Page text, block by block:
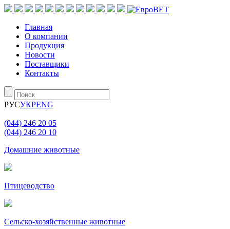
Главная
О компании
Продукция
Новости
Поставщики
Контакты
РУСУКРENG
(044) 246 20 05
(044) 246 20 10
Домашние животные
Птицеводство
Сельско-хозяйственные животные